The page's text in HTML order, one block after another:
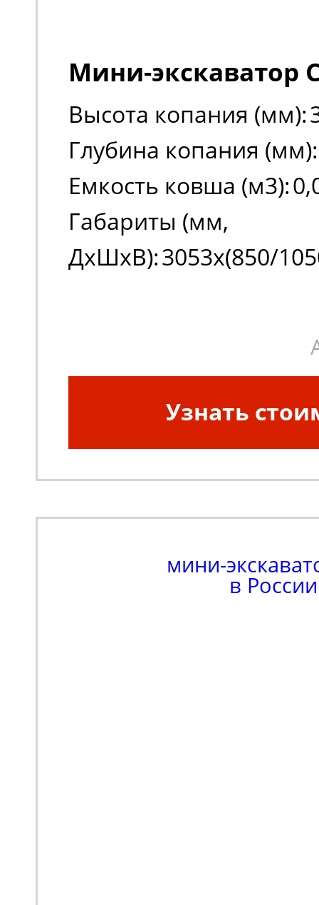
Мини-экскаватор
Высота копания (мм):
Глубина копания (мм):
Емкость ковша (м3):
Габариты (мм,
ДxШxВ):3053x(850/
Узнать